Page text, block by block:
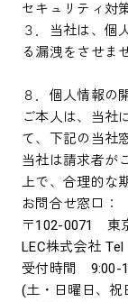
セキュリティ対
３．当社は、個
る漏洩をさせま
８．個人情報の
ご本人は、当社
て、下記の当社
当社は請求者が
上で、合理的な
お問合せ窓口：
〒102-0071 東
LEC株式会社
受付時間 9:00-
(土・日曜日、祝